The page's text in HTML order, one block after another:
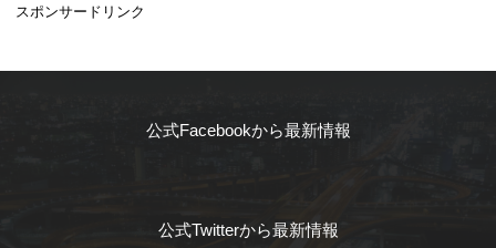
スポンサードリンク
公式Facebookから最新情報
公式Twitterから最新情報